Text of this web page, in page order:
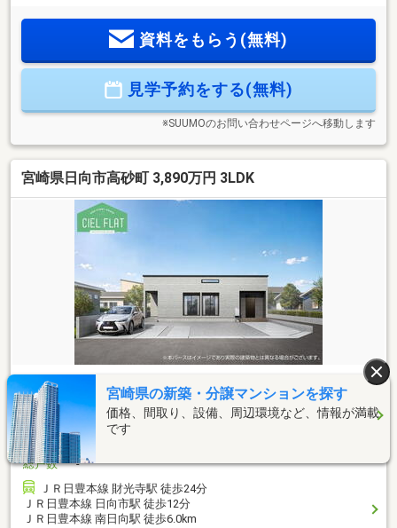
ターキッチン☆全居室収納付きでお部屋広々♪☆住宅瑕疵担保
責任保険、地盤保証、しろあり保証、アフターサービス付◇
約・お問い合わせ方法】☆TEL『0982-20-5489』までお電話、
または『見学予約する(無料)』からお気軽にお問い合わせくだ
資料をもらう(無料)
見学予約をする(無料)
※SUUMOのお問い合わせページへ移動します
宮崎県日向市高砂町 3,890万円 3LDK
3,890
間取り
3LDK
建物面積
100.82m2
土地面積 273.43m
総戸数
-
ＪＲ日豊本線 財光寺駅 徒歩24分
ＪＲ日豊本線 日向市駅 徒歩12分
ＪＲ日豊本線 南日向駅 徒歩6.0km
宮崎県の新築・分譲マンションを探す
価格、間取り、設備、周辺環境など、情報が満載
です